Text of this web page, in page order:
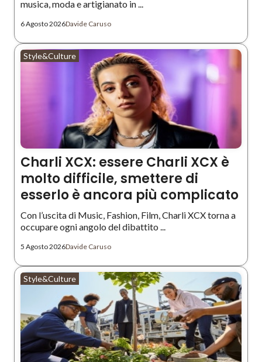
musica, moda e artigianato in ...
6 Agosto 2026Davide Caruso
Style&Culture
Charli XCX: essere Charli XCX è
molto difficile, smettere di
esserlo è ancora più complicato
Con l’uscita di Music, Fashion, Film, Charli XCX torna a
occupare ogni angolo del dibattito ...
5 Agosto 2026Davide Caruso
Style&Culture